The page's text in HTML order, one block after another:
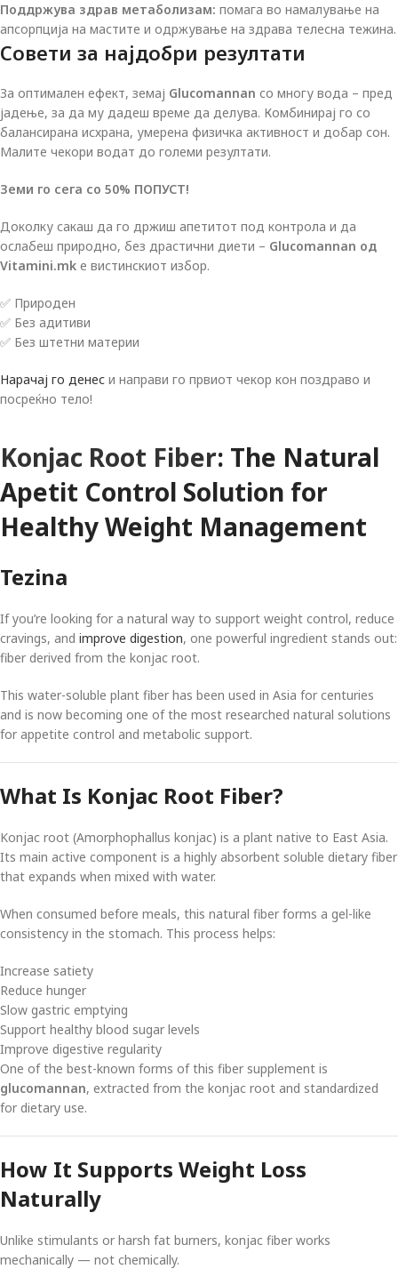
Поддржува здрав метаболизам: помага во намалување на
апсорпција на мастите и одржување на здрава телесна тежина.
Совети за најдобри резултати
За оптимален ефект, земај Glucomannan со многу вода – пред
јадење, за да му дадеш време да делува. Комбинирај го со
балансирана исхрана, умерена физичка активност и добар сон.
Малите чекори водат до големи резултати.
Земи го сега со 50% ПОПУСТ!
Доколку сакаш да го држиш апетитот под контрола и да
ослабеш природно, без драстични диети – Glucomannan од
Vitamini.mk е вистинскиот избор.
✅ Природен
✅ Без адитиви
✅ Без штетни материи
Нарачај го денес и направи го првиот чекор кон поздраво и
посреќно тело!
Konjac Root Fiber: The Natural
Apetit Control Solution for
Healthy Weight Management
Tezina
If you’re looking for a natural way to support weight control, reduce
cravings, and improve digestion, one powerful ingredient stands out:
fiber derived from the konjac root.
This water-soluble plant fiber has been used in Asia for centuries
and is now becoming one of the most researched natural solutions
for appetite control and metabolic support.
What Is Konjac Root Fiber?
Konjac root (Amorphophallus konjac) is a plant native to East Asia.
Its main active component is a highly absorbent soluble dietary fiber
that expands when mixed with water.
When consumed before meals, this natural fiber forms a gel-like
consistency in the stomach. This process helps:
Increase satiety
Reduce hunger
Slow gastric emptying
Support healthy blood sugar levels
Improve digestive regularity
One of the best-known forms of this fiber supplement is
glucomannan, extracted from the konjac root and standardized
for dietary use.
How It Supports Weight Loss
Naturally
Unlike stimulants or harsh fat burners, konjac fiber works
mechanically — not chemically.